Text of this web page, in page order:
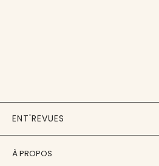
ENT'REVUES
À PROPOS